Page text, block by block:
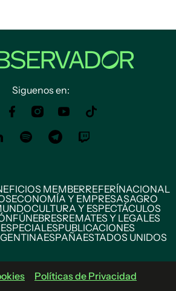
Siguenos en:
MEMBERREFERÍNACIONAL
ECONOMÍA Y EMPRESASAGRO
CULTURA Y ESPECTÁCULOS
FÚNEBRESREMATES Y LEGALES
PUBLICACIONES
ESPAÑAESTADOS UNIDOS
Políticas de Privacidad